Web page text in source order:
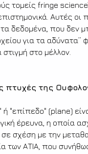
τομείς fringe
Αυτές οι
δεδομένα, που δεν
για τα αδύνατα”
στο μέλλον.
πτυχές της
ή "επίπεδο" (plane)
έρευνα, η οποία
σε σχέση με την
των ΑΤΙΑ, που